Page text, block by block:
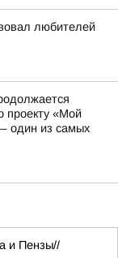
любителей
проекту «Мой
один из самых
и Пензы//